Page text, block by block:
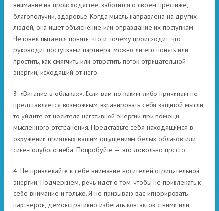
внимание на происходящее, заботится о своем престиже,
благополучии, здоровье. Когда мысль направлена на других
людей, она ищет объяснение или оправдание их поступкам.
Человек пытается понять, что и почему происходит, что
руководит поступками партнера, можно ли его понять или
простить, как смягчить или отвратить поток отрицательной
энергии, исходящий от него.
3. «Витание в облаках». Если вам по каким-либо причинам не
представляется возможным экранировать себя защитой мысли,
то уйдите от носителя негативной энергии при помощи
мысленного отстранения. Представьте себя находящимся в
окружении приятных вашим ощущениям белых облаков или
сине-голубого неба. Попробуйте — это довольно просто.
4. Не привлекайте к себе внимание носителей отрицательной
энергии. Подчеркнем, речь идет о том, чтобы не привлекать к
себе внимание и только. Я не призываю вас игнорировать
партнеров, демонстративно избегать контактов с ними или,